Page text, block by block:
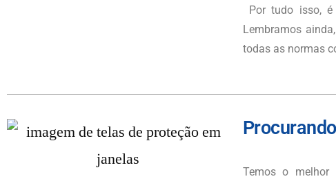
Por tudo isso,
Lembramos
todas as normas
Temos o melhor